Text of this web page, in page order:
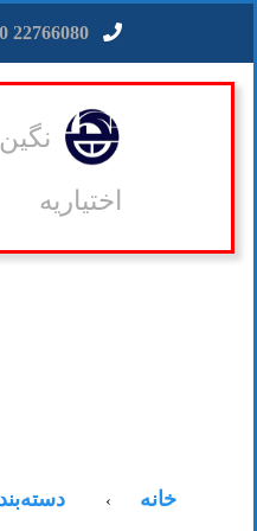
نگین
اختیاریه
خانه ›